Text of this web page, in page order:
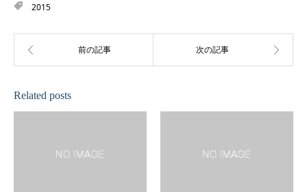
2015
Related posts